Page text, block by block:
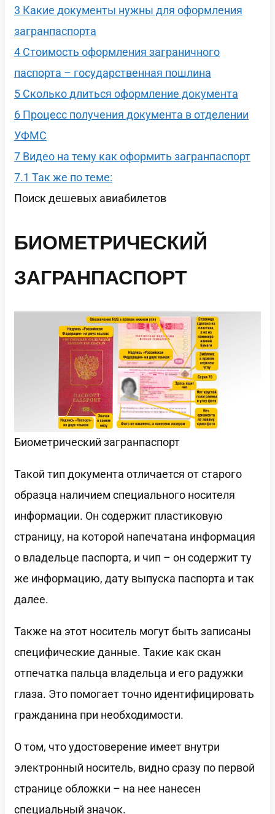
3 Какие документы нужны для оформления
загранпаспорта
4 Стоимость оформления заграничного
паспорта – государственная пошлина
5 Сколько длиться оформление документа
6 Процесс получения документа в отделении
УФМС
7 Видео на тему как оформить загранпаспорт
7.1 Так же по теме:
Поиск дешевых авиабилетов
БИОМЕТРИЧЕСКИЙ
ЗАГРАНПАСПОРТ
Биометрический загранпаспорт
Такой тип документа отличается от старого
образца наличием специального носителя
информации. Он содержит пластиковую
страницу, на которой напечатана информация
о владельце паспорта, и чип – он содержит ту
же информацию, дату выпуска паспорта и так
далее.
Также на этот носитель могут быть записаны
специфические данные. Такие как скан
отпечатка пальца владельца и его радужки
глаза. Это помогает точно идентифицировать
гражданина при необходимости.
О том, что удостоверение имеет внутри
электронный носитель, видно сразу по первой
странице обложки – на нее нанесен
специальный значок.